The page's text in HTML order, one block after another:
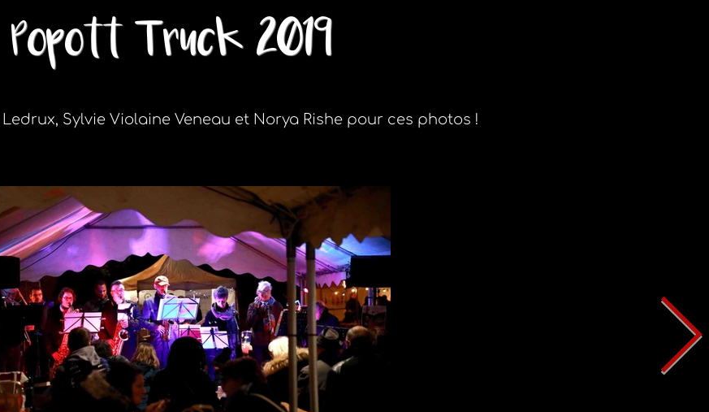
Popott Truck 2019
Sylvie Violaine Veneau et Norya Rishe pour ces photos !